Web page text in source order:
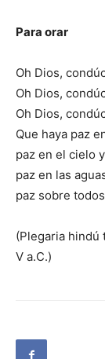
Para orar
Oh Dios,
Oh Dios,
Oh Dios,
Que haya paz
paz en el cielo
paz en las
paz sobre
(Plegaria hindú
V a.C.)